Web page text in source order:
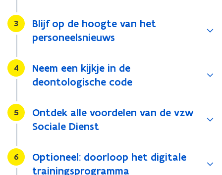
Stap
3
Blijf op de hoogte van het
personeelsnieuws
Stap
4
Neem een kijkje in de
deontologische code
Stap
5
Ontdek alle voordelen van de vzw
Sociale Dienst
Stap
6
Optioneel: doorloop het digitale
trainingsprogramma